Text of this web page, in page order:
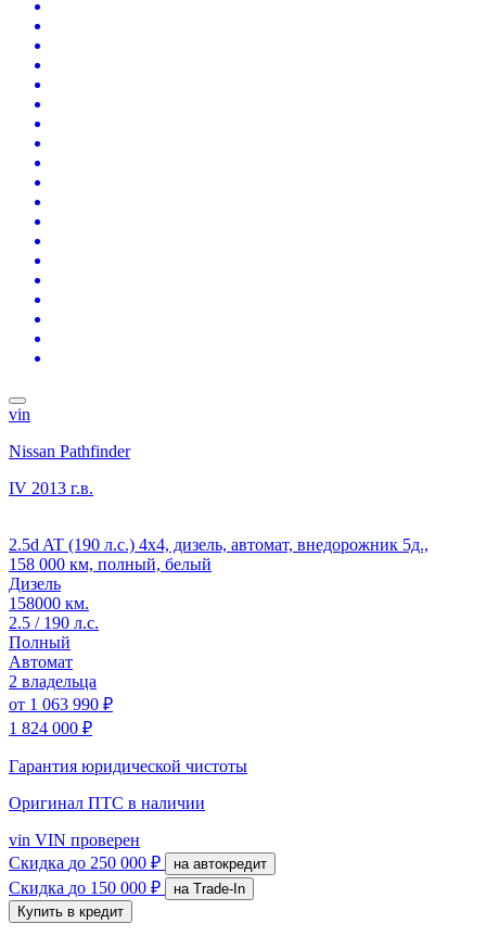
vin
Nissan Pathfinder
IV 2013 г.в.
2.5d AT (190 л.с.) 4x4, дизель, автомат, внедорожник 5д.,
158 000 км, полный, белый
Дизель
158000 км.
2.5 / 190 л.с.
Полный
Автомат
2 владельца
от 1 063 990 ₽
1 824 000 ₽
Гарантия юридической чистоты
Оригинал ПТС в наличии
vin VIN проверен
Скидка до 250 000 ₽ на автокредит
Скидка до 150 000 ₽
на Trade-In
Купить в кредит